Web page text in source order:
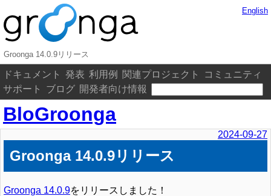
Groonga 14.0.9リリース
ドキュメント 発表 利用例 関連プロジェクト
コミュニティ
サポート
ブログ 開発者向け情報
English
BloGroonga
2024-09-27
Groonga 14.0.9リリース
Groonga 14.0.9をリリースしました！